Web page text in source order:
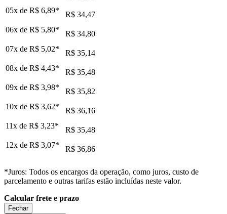
05x de R$ 6,89*
R$ 34,47
06x de R$ 5,80*
R$ 34,80
07x de R$ 5,02*
R$ 35,14
08x de R$ 4,43*
R$ 35,48
09x de R$ 3,98*
R$ 35,82
10x de R$ 3,62*
R$ 36,16
11x de R$ 3,23*
R$ 35,48
12x de R$ 3,07* R$ 36,86
*Juros: Todos os encargos da operação, como juros, custo de
parcelamento e outras tarifas estão incluídas neste valor.
Calcular frete e prazo
Fechar